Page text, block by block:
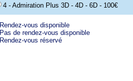
4 - Admiration Plus 3D - 4D - 6D - 100€
Rendez-vous disponible
Pas de rendez-vous disponible
Rendez-vous réservé